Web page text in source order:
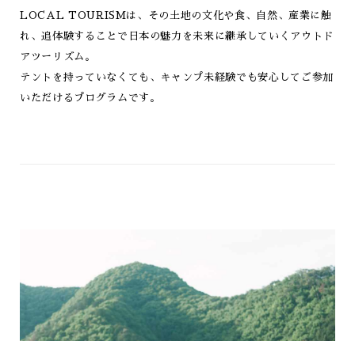
LOCAL TOURISMは、その土地の文化や食、自然、産業に触
れ、追体験することで 日本の魅力を未来に継承していくアウトド
アツーリズム。
テントを持っていなくても、キャンプ未経験でも安心してご参加
いただけるプログラムです。